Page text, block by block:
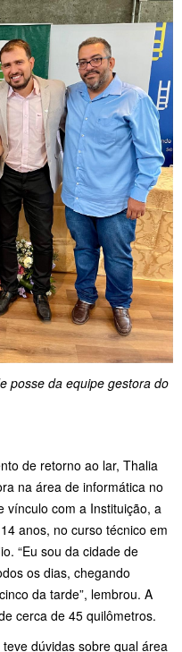
posse da equipe gestora do
de retorno ao lar, Thalia
na área de informática no
vínculo com a Instituição, a
anos, no curso técnico em
“Eu sou da cidade de
os dias, chegando
da tarde”, lembrou. A
cerca de 45 quilômetros.
dúvidas sobre qual área